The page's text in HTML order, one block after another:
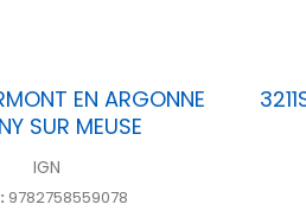
EN ARGONNE
SUR MEUSE
IGN
9782758559078